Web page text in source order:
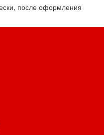
после оформления